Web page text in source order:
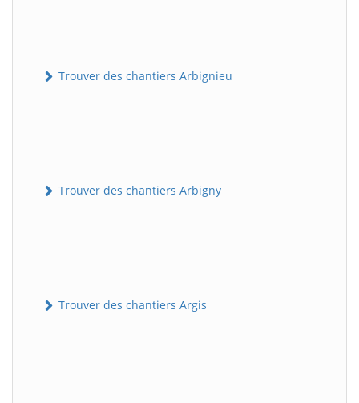
Trouver des chantiers Arbignieu
Trouver des chantiers Arbigny
Trouver des chantiers Argis